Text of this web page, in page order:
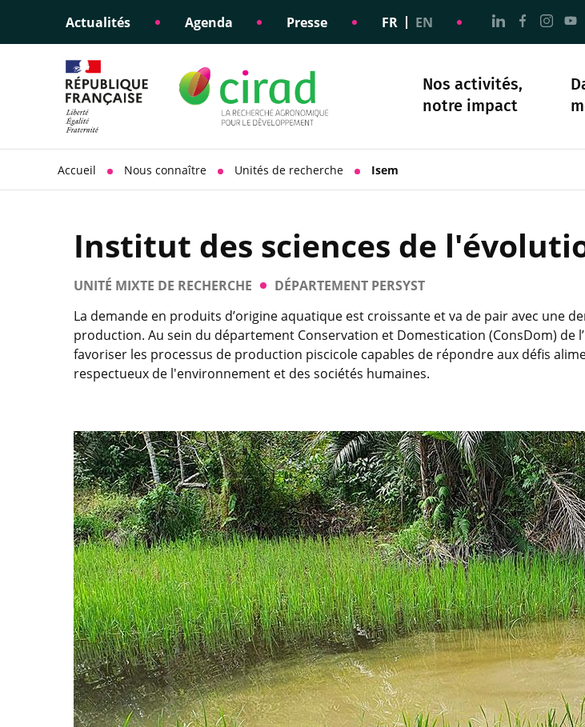
Actualités Agenda Presse FR EN Aller à la
Aller à
Nos activités,
notre impact
Éclairer les politiques
Appui à la diplomatie
scientifique
Engagements éthiques
Responsabilité
sociétale
Science et société
Accueil Nous connaître Unités de recherche Isem
Institut des sciences de
UNITÉ MIXTE DE RECHERCHE
DÉPARTEMENT PERSYST
La demande en produits d’origine aquatique est croissante et va de pair avec une
production. Au sein du département Conservation et Domestication (ConsDom) de
favoriser les processus de production piscicole capables de répondre aux défis
respectueux de l'environnement et des sociétés humaines.